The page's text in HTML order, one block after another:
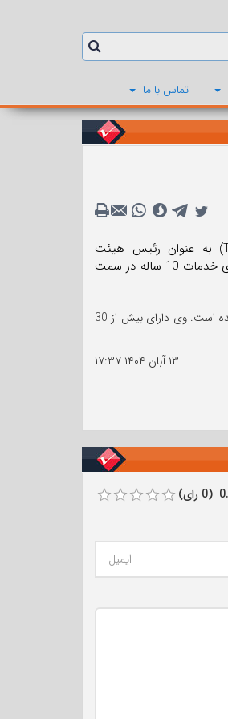
تماس با ما
فدراسیون بین المللی حسابداران (IFAC) به تازگی انتصاب توماس مولر-مارکز (Thomas Müller-Marqués) به عنوان رئیس هیئت
استانداردهای بین المللی حسابداری بخش عمومی (IPSASB) را اعلام کرده و از یان کروترز (Ian Carruthers) برای خدمات 10 ساله در سمت
مولر- مارکز از طریق یک فرایند سختگیرانه انتخاب با هدایت کمیته مستقل جستجو، زیر نظر کمیته منافع عمومی انتخاب شده است. وی دارای بیش از 30
۱۳ آبان ۱۴۰۴
۱۷:۳۷